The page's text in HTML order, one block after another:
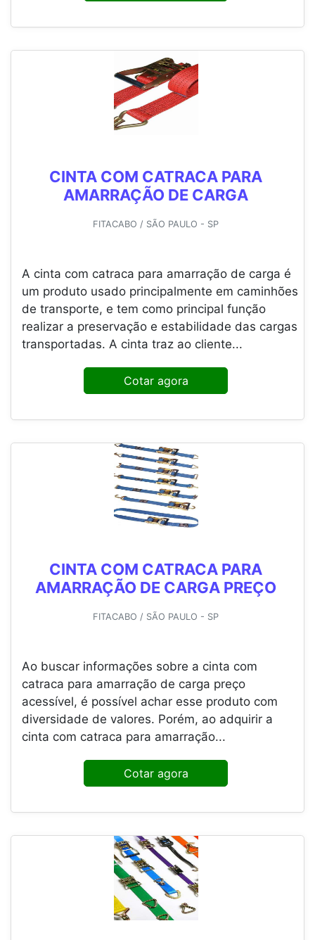
CINTA COM CATRACA PARA
AMARRAÇÃO DE CARGA
FITACABO / SÃO PAULO - SP
A cinta com catraca para amarração de carga é
um produto usado principalmente em caminhões
de transporte, e tem como principal função
realizar a preservação e estabilidade das cargas
transportadas. A cinta traz ao cliente...
Cotar agora
CINTA COM CATRACA PARA
AMARRAÇÃO DE CARGA PREÇO
FITACABO / SÃO PAULO - SP
Ao buscar informações sobre a cinta com
catraca para amarração de carga preço
acessível, é possível achar esse produto com
diversidade de valores. Porém, ao adquirir a
cinta com catraca para amarração...
Cotar agora